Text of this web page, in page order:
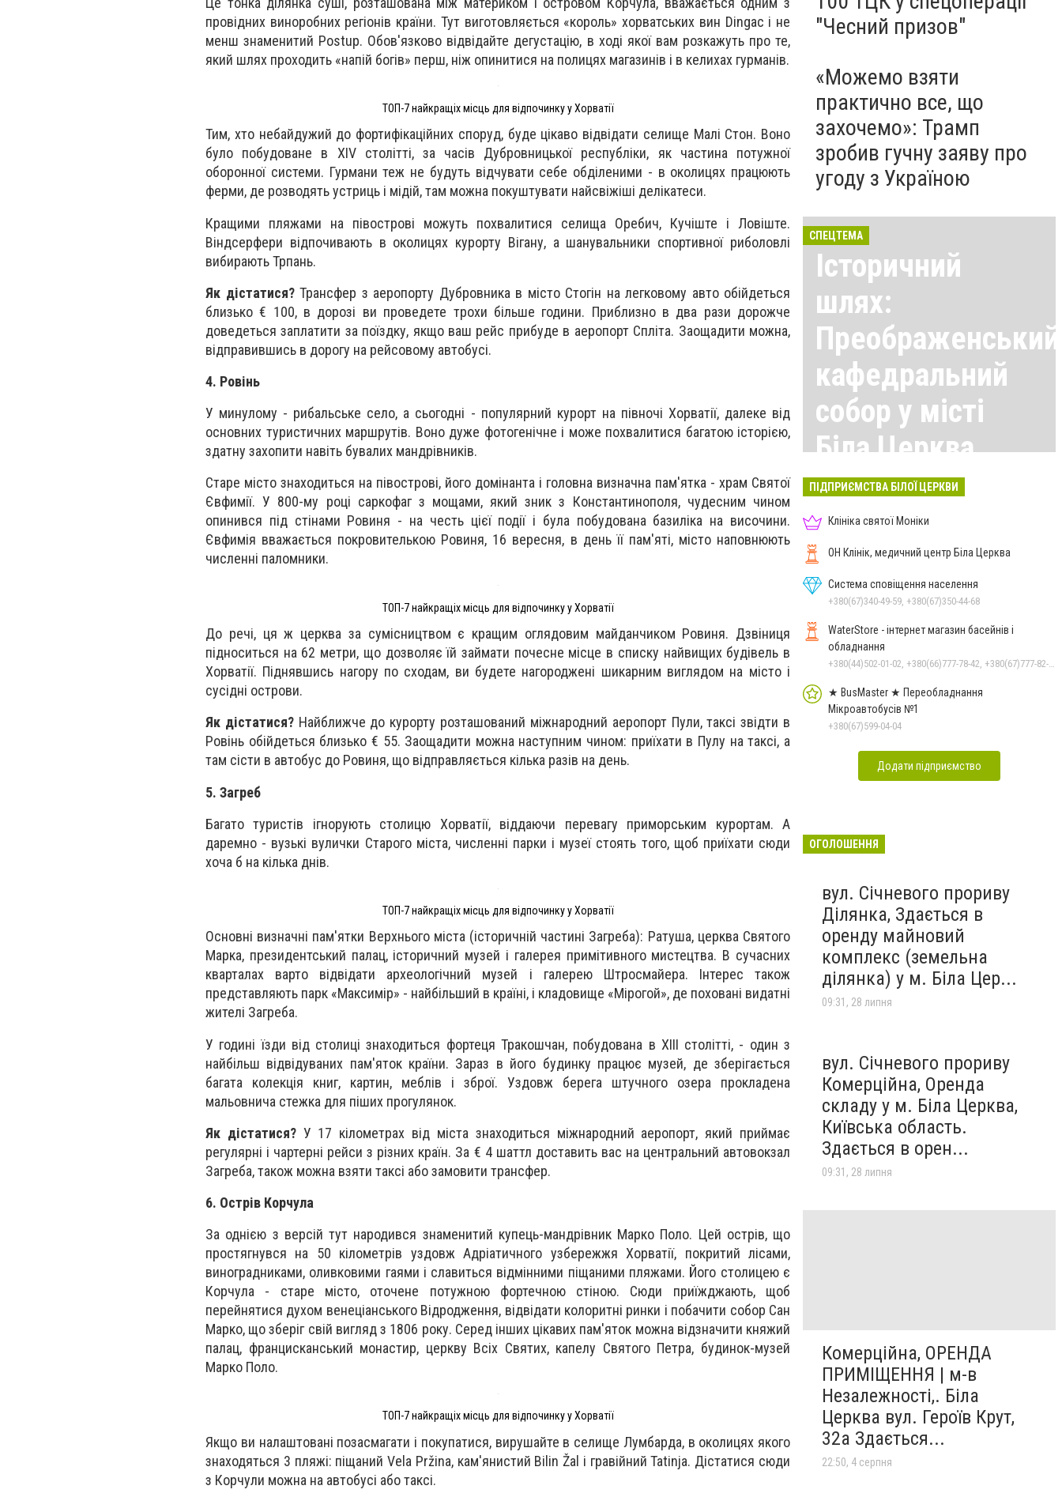
провідних виноробних регіонів країни. Тут виготовляється «король» хорватських вин Dingac і не
менш знаменитий Postup. Обов'язково відвідайте дегустацію, в ході якої вам розкажуть про те,
який шлях проходить «напій богів» перш, ніж опинитися на полицях магазинів і в келихах гурманів.
ТОП-7 найкращіх місць для відпочинку у Хорватії
Тим, хто небайдужий до фортифікаційних споруд, буде цікаво відвідати селище Малі Стон. Воно
було побудоване в XIV столітті, за часів Дубровницької республіки, як частина потужної
оборонної системи. Гурмани теж не будуть відчувати себе обділеними - в околицях працюють
ферми, де розводять устриць і мідій, там можна покуштувати найсвіжіші делікатеси.
Кращими пляжами на півострові можуть похвалитися селища Оребич, Кучіште і Ловіште.
Віндсерфери відпочивають в околицях курорту Вігану, а шанувальники спортивної риболовлі
вибирають Трпань.
Як дістатися?Трансфер з аеропорту Дубровника в місто Стогін на легковому авто обійдеться
близько € 100, в дорозі ви проведете трохи більше години. Приблизно в два рази дорожче
доведеться заплатити за поїздку, якщо ваш рейс прибуде в аеропорт Спліта. Заощадити можна,
відправившись в дорогу на рейсовому автобусі.
4. Ровінь
У минулому - рибальське село, а сьогодні - популярний курорт на півночі Хорватії, далеке від
основних туристичних маршрутів. Воно дуже фотогенічне і може похвалитися багатою історією,
здатну захопити навіть бувалих мандрівників.
Старе місто знаходиться на півострові, його домінанта і головна визначна пам'ятка - храм Святої
Євфимії. У 800-му році саркофаг з мощами, який зник з Константинополя, чудесним чином
опинився під стінами Ровиня - на честь цієї події і була побудована базиліка на височини.
Євфимія вважається покровителькою Ровиня, 16 вересня, в день її пам'яті, місто наповнюють
численні паломники.
ТОП-7 найкращіх місць для відпочинку у Хорватії
До речі, ця ж церква за сумісництвом є кращим оглядовим майданчиком Ровиня. Дзвіниця
підноситься на 62 метри, що дозволяє їй займати почесне місце в списку найвищих будівель в
Хорватії. Піднявшись нагору по сходам, ви будете нагороджені шикарним виглядом на місто і
сусідні острови.
Як дістатися?Найближче до курорту розташований міжнародний аеропорт Пули, таксі звідти в
Ровінь обійдеться близько € 55. Заощадити можна наступним чином: приїхати в Пулу на таксі, а
там сісти в автобус до Ровиня, що відправляється кілька разів на день.
5. Загреб
Багато туристів ігнорують столицю Хорватії, віддаючи перевагу приморським курортам. А
даремно - вузькі вулички Старого міста, численні парки і музеї стоять того, щоб приїхати сюди
хоча б на кілька днів.
ТОП-7 найкращіх місць для відпочинку у Хорватії
Основні визначні пам'ятки Верхнього міста (історичній частині Загреба): Ратуша, церква Святого
Марка, президентський палац, історичний музей і галерея примітивного мистецтва. В сучасних
кварталах варто відвідати археологічний музей і галерею Штросмайера. Інтерес також
представляють парк «Максимір» - найбільший в країні, і кладовище «Мірогой», де поховані видатні
жителі Загреба.
У годині їзди від столиці знаходиться фортеця Тракошчан, побудована в XIII столітті, - один з
найбільш відвідуваних пам'яток країни. Зараз в його будинку працює музей, де зберігається
багата колекція книг, картин, меблів і зброї. Уздовж берега штучного озера прокладена
мальовнича стежка для піших прогулянок.
Як дістатися?У 17 кілометрах від міста знаходиться міжнародний аеропорт, який приймає
регулярні і чартерні рейси з різних країн. За € 4 шаттл доставить вас на центральний автовокзал
Загреба, також можна взяти таксі або замовити трансфер.
6. Острів Корчула
За однією з версій тут народився знаменитий купець-мандрівник Марко Поло. Цей острів, що
простягнувся на 50 кілометрів уздовж Адріатичного узбережжя Хорватії, покритий лісами,
виноградниками, оливковими гаями і славиться відмінними піщаними пляжами. Його столицею є
Корчула - старе місто, оточене потужною фортечною стіною. Сюди приїжджають, щоб
перейнятися духом венеціанського Відродження, відвідати колоритні ринки і побачити собор Сан
Марко, що зберіг свій вигляд з 1806 року. Серед інших цікавих пам'яток можна відзначити княжий
палац, францисканський монастир, церкву Всіх Святих, капелу Святого Петра, будинок-музей
Марко Поло.
ТОП-7 найкращіх місць для відпочинку у Хорватії
Якщо ви налаштовані позасмагати і покупатися, вирушайте в селище Лумбарда, в околицях якого
знаходяться 3 пляжі: піщаний Vela Pržina, кам'янистий Bilin Žal і гравійний Tatinja. Дістатися сюди
з Корчули можна на автобусі або таксі.
"Чесний призов"
«Можемо взяти
практично все, що
захочемо»: Трамп
зробив гучну заяву про
угоду з Україною
СПЕЦТЕМА
Історичний
шлях:
Преображенський
кафедральний
собор у місті
Біла Церква
Всі матеріали тут
ПІДПРИЄМСТВА БІЛОЇ ЦЕРКВИ
Клініка святої Моніки
ОН Клінік, медичний центр Біла Церква
Система сповіщення населення
+380(67)340-49-59, +380(67)350-44-68
WaterStore - інтернет магазин басейнів і
обладнання
★ BusMaster ★ Переобладнання
Мікроавтобусів №1
+380(67)599-04-04
Додати підприємство
ОГОЛОШЕННЯ
вул. Січневого прориву
Ділянка, Здається в
оренду майновий
комплекс (земельна
ділянка) у м. Біла Цер...
09:31, 28 липня
вул. Січневого прориву
Комерційна, Оренда
складу у м. Біла Церква,
Київська область.
Здається в орен...
09:31, 28 липня
Комерційна, ОРЕНДА
ПРИМІЩЕННЯ | м-в
Незалежності,. Біла
Церква вул. Героїв Крут,
32а Здається...
22:50, 4 серпня